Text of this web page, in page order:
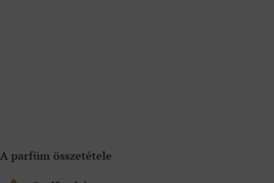
A parfüm összetétele